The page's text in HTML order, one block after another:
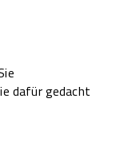
dafür gedacht